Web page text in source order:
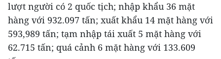
lượt người có 2 quốc tịch; nhập khẩu 36 mặt
hàng với 932.097 tấn; xuất khẩu 14 mặt hàng với
593,989 tấn; tạm nhập tái xuất 5 mặt hàng với
62.715 tấn; quá cảnh 6 mặt hàng với 133.609